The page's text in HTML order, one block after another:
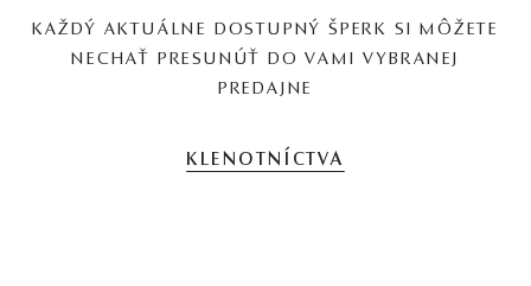
KAŽDÝ AKTUÁLNE DOSTUPNÝ ŠPERK SI MÔŽETE
NECHAŤ PRESUNÚŤ DO VAMI VYBRANEJ
PREDAJNE
KLENOTNÍCTVA